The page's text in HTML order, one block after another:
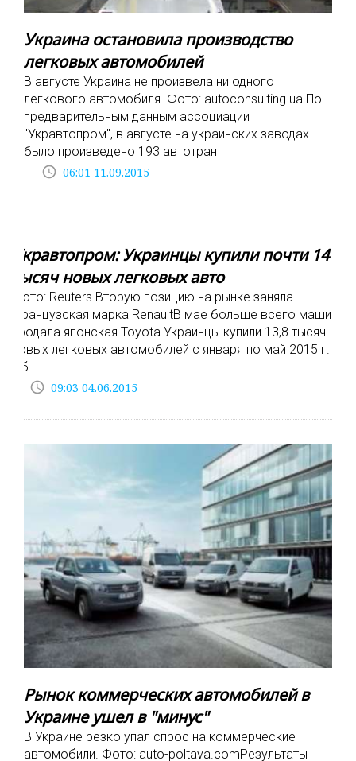
Украина остановила производство
легковых автомобилей
В августе Украина не произвела ни одного
легкового автомобиля. Фото: autoconsulting.ua По
предварительным данным ассоциации
"Укравтопром", в августе на украинских заводах
было произведено 193 автотран
access_time 06:01 11.09.2015
Укравтопром: Украинцы купили почти 14
тысяч новых легковых авто
Фото: Reuters Вторую позицию на рынке заняла
французская марка RenaultВ мае больше всего машин
продала японская Toyota.Украинцы купили 13,8 тысяч
новых легковых автомобилей с января по май 2015 г.
Об
access_time 09:03 04.06.2015
Рынок коммерческих автомобилей в
Украине ушел в "минус"
В Украине резко упал спрос на коммерческие
автомобили. Фото: auto-poltava.comРезультаты